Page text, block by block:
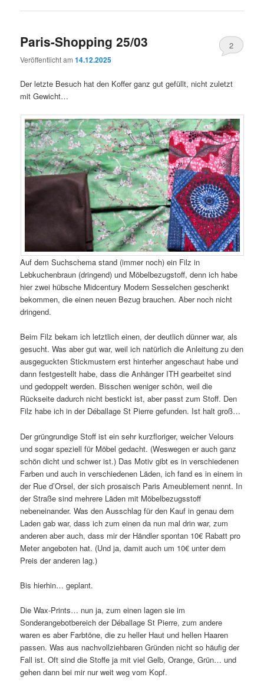
Paris-Shopping 25/03
Veröffentlicht am14.12.2025
2
Der letzte Besuch hat den Koffer ganz gut gefüllt, nicht zuletzt
mit Gewicht…
Auf dem Suchschema stand (immer noch) ein Filz in
Lebkuchenbraun (dringend) und Möbelbezugstoff, denn ich habe
hier zwei hübsche Midcentury Modern Sesselchen geschenkt
bekommen, die einen neuen Bezug brauchen. Aber noch nicht
dringend.
Beim Filz bekam ich letztlich einen, der deutlich dünner war, als
gesucht. Was aber gut war, weil ich natürlich die Anleitung zu den
ausgeguckten Stickmustern erst hinterher angeschaut habe und
dann festgestellt habe, dass die Anhänger ITH gearbeitet sind
und gedoppelt werden. Bisschen weniger schön, weil die
Rückseite dadurch nicht bestickt ist, aber passt zum Stoff. Den
Filz habe ich in der Déballage St Pierre gefunden. Ist halt groß…
Der grüngrundige Stoff ist ein sehr kurzfloriger, weicher Velours
und sogar speziell für Möbel gedacht. (Weswegen er auch ganz
schön dicht und schwer ist.) Das Motiv gibt es in verschiedenen
Farben und auch in verschiedenen Läden, ich fand es in einem in
der Rue d’Orsel, der sich prosaisch Paris Ameublement nennt. In
der Straße sind mehrere Läden mit Möbelbezugsstoff
nebeneinander. Was den Ausschlag für den Kauf in genau dem
Laden gab war, dass ich zum einen da nun mal drin war, zum
anderen aber auch, dass mir der Händler spontan 10€ Rabatt pro
Meter angeboten hat. (Und ja, damit auch um 10€ unter dem
Preis der anderen lag.)
Bis hierhin… geplant.
Die Wax-Prints… nun ja, zum einen lagen sie im
Sonderangebotbereich der Déballage St Pierre, zum andere
waren es aber Farbtöne, die zu heller Haut und hellen Haaren
passen. Was aus nachvollziehbaren Gründen nicht so häufig der
Fall ist. Oft sind die Stoffe ja mit viel Gelb, Orange, Grün… und
gehen dann bei mir nur weit weg vom Kopf.